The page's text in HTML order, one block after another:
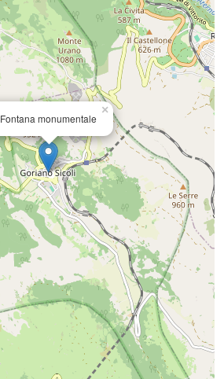
Fontana monumentale
×